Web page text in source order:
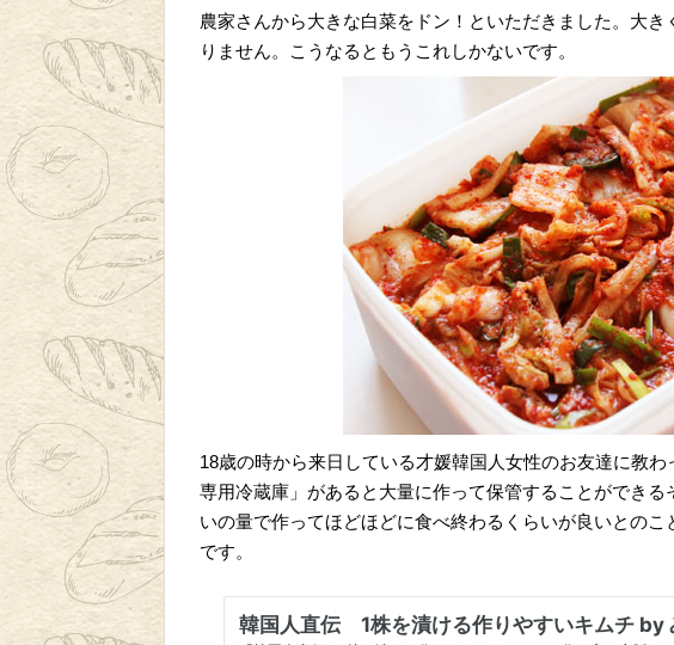
農家さんから大きな白菜をドン！といただきました。大
りません。こうなるともうこれしかないです。
18歳の時から来日している才媛韓国人女性のお友達に教
専用冷蔵庫」があると大量に作って保管することができ
いの量で作ってほどほどに食べ終わるくらいが良いとの
です。